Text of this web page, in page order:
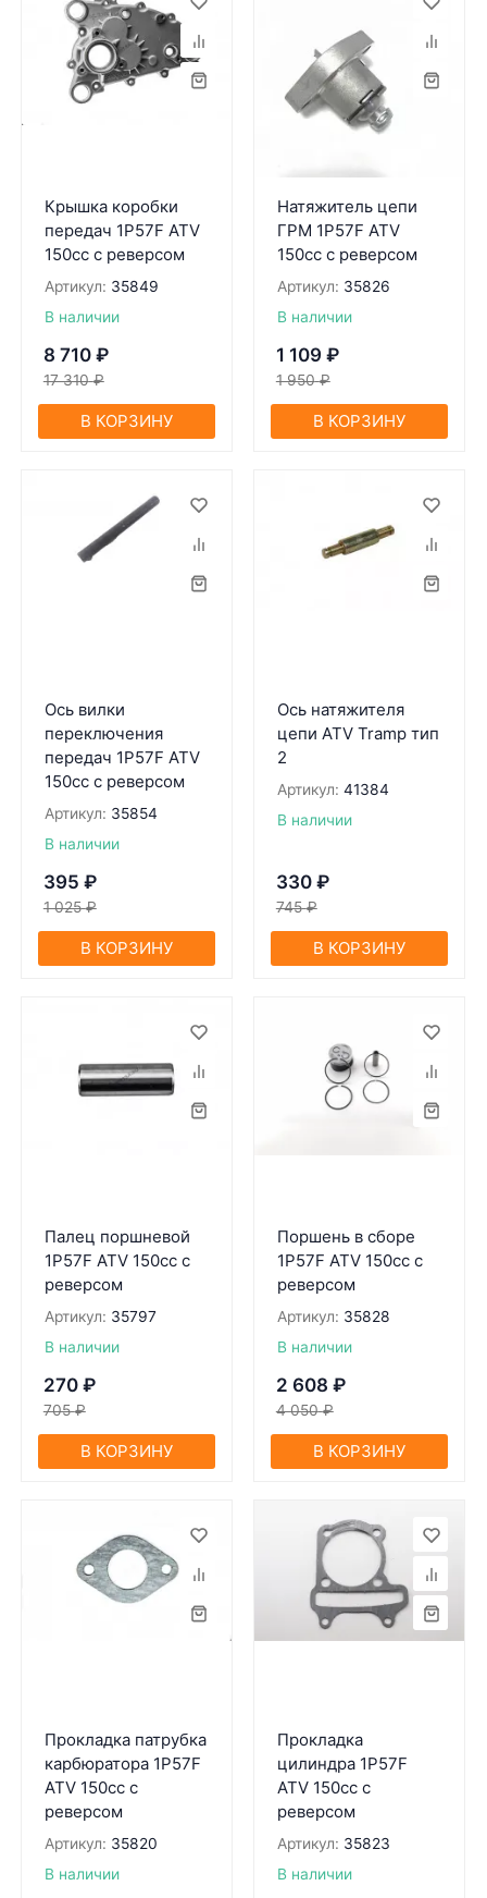
Крышка коробки
передач 1P57F ATV
150cc c реверсом
Артикул: 35849
В наличии
8 710 ₽
17 310 ₽
В КОРЗИНУ
Натяжитель цепи
ГРМ 1P57F ATV
150cc с реверсом
Артикул: 35826
В наличии
1 109 ₽
1 950 ₽
В КОРЗИНУ
Ось вилки
переключения
передач 1P57F ATV
150cc c реверсом
Артикул: 35854
В наличии
395 ₽
1 025 ₽
В КОРЗИНУ
Ось натяжителя
цепи ATV Tramp тип
2
Артикул: 41384
В наличии
330 ₽
745 ₽
В КОРЗИНУ
Палец поршневой
1P57F ATV 150cc с
реверсом
Артикул: 35797
В наличии
270 ₽
705 ₽
В КОРЗИНУ
Поршень в сборе
1P57F ATV 150cc с
реверсом
Артикул: 35828
В наличии
2 608 ₽
4 050 ₽
В КОРЗИНУ
Прокладка патрубка
карбюратора 1P57F
ATV 150cc с
реверсом
Артикул: 35820
В наличии
Прокладка
цилиндра 1P57F
ATV 150cc с
реверсом
Артикул: 35823
В наличии